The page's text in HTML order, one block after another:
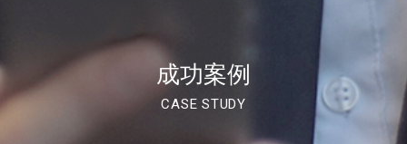
成功案例
CASE STUDY